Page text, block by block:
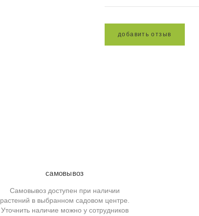
до бавить о тз ыв
самовывоз
Самовывоз доступен при наличии
растений в выбранном садовом центре.
Уточнить наличие можно у сотрудников